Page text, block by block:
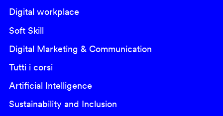
Digital workplace
Soft Skill
Digital Marketing & Communication
Tutti i corsi
Artificial Intelligence
Sustainability and Inclusion